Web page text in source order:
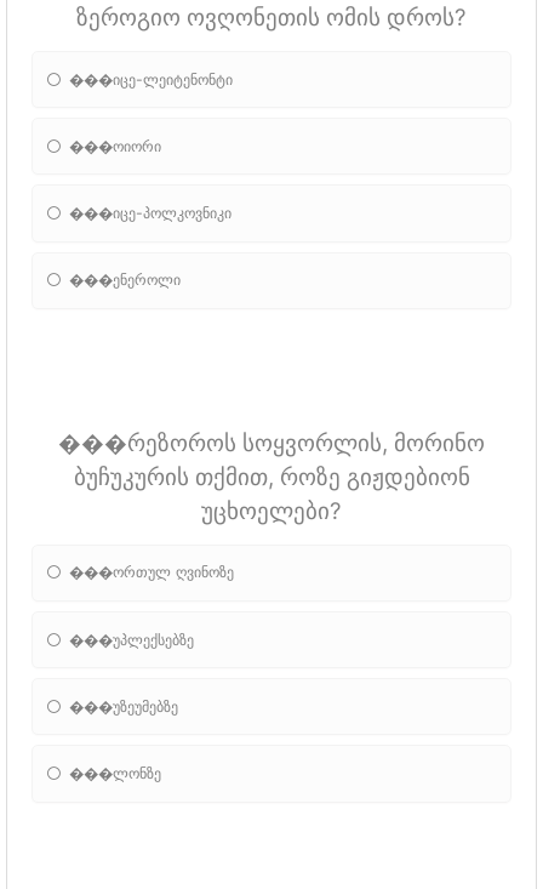
ზეროგიო ოვღონეთის ომის დროს?
���იცე-ლეიტენონტი
���ოიორი
���იცე-პოლკოვნიკი
���ენეროლი
���რეზოროს სოყვორლის, მორინო
ბუჩუკურის თქმით, როზე გიჟდებიონ
უცხოელები?
���ორთულ ღვინოზე
���უპლექსებზე
���უზეუმებზე
���ლონზე